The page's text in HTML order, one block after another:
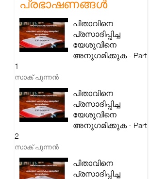
പ്രഭാഷണങ്ങൾ
പിതാവിനെ
പ്രസാദിപ്പിച്ച
യേശുവിനെ
അനുഗമിക്കുക - Part
1
സാക് പുന്നൻ
പിതാവിനെ
പ്രസാദിപ്പിച്ച
യേശുവിനെ
അനുഗമിക്കുക - Part
2
സാക് പുന്നൻ
പിതാവിനെ
പ്രസാദിപ്പിച്ച